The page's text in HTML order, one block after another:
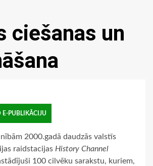
ciešanas un
PUBLIKĀCIJU
2000.gadā daudzās valstīs
raidstacijas History Channel
100 cilvēku sarakstu, kuriem,